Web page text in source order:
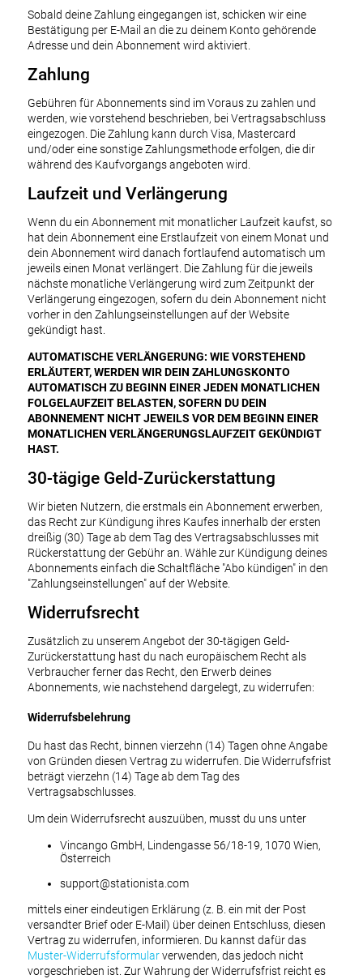
Sobald deine Zahlung eingegangen ist, schicken wir eine
Bestätigung per E-Mail an die zu deinem Konto gehörende
Adresse und dein Abonnement wird aktiviert.
Zahlung
Gebühren für Abonnements sind im Voraus zu zahlen und
werden, wie vorstehend beschrieben, bei Vertragsabschluss
eingezogen. Die Zahlung kann durch Visa, Mastercard
und/oder eine sonstige Zahlungsmethode erfolgen, die dir
während des Kaufvorgangs angeboten wird.
Laufzeit und Verlängerung
Wenn du ein Abonnement mit monatlicher Laufzeit kaufst, so
hat dein Abonnement eine Erstlaufzeit von einem Monat und
dein Abonnement wird danach fortlaufend automatisch um
jeweils einen Monat verlängert. Die Zahlung für die jeweils
nächste monatliche Verlängerung wird zum Zeitpunkt der
Verlängerung eingezogen, sofern du dein Abonnement nicht
vorher in den Zahlungseinstellungen auf der Website
gekündigt hast.
AUTOMATISCHE VERLÄNGERUNG: WIE VORSTEHEND
ERLÄUTERT, WERDEN WIR DEIN ZAHLUNGSKONTO
AUTOMATISCH ZU BEGINN EINER JEDEN MONATLICHEN
FOLGELAUFZEIT BELASTEN, SOFERN DU DEIN
ABONNEMENT NICHT JEWEILS VOR DEM BEGINN EINER
MONATLICHEN VERLÄNGERUNGSLAUFZEIT GEKÜNDIGT
HAST.
30-tägige Geld-Zurückerstattung
Wir bieten Nutzern, die erstmals ein Abonnement erwerben,
das Recht zur Kündigung ihres Kaufes innerhalb der ersten
dreißig (30) Tage ab dem Tag des Vertragsabschlusses mit
Rückerstattung der Gebühr an. Wähle zur Kündigung deines
Abonnements einfach die Schaltfläche "Abo kündigen" in den
"Zahlungseinstellungen" auf der Website.
Widerrufsrecht
Zusätzlich zu unserem Angebot der 30-tägigen Geld-
Zurückerstattung hast du nach europäischem Recht als
Verbraucher ferner das Recht, den Erwerb deines
Abonnements, wie nachstehend dargelegt, zu widerrufen:
Widerrufsbelehrung
Du hast das Recht, binnen vierzehn (14) Tagen ohne Angabe
von Gründen diesen Vertrag zu widerrufen. Die Widerrufsfrist
beträgt vierzehn (14) Tage ab dem Tag des
Vertragsabschlusses.
Um dein Widerrufsrecht auszuüben, musst du uns unter
Vincango GmbH, Lindengasse 56/18-19, 1070 Wien,
Österreich
support@stationista.com
mittels einer eindeutigen Erklärung (z. B. ein mit der Post
versandter Brief oder E-Mail) über deinen Entschluss, diesen
Vertrag zu widerrufen, informieren. Du kannst dafür das
Muster-Widerrufsformularverwenden, das jedoch nicht
vorgeschrieben ist. Zur Wahrung der Widerrufsfrist reicht es